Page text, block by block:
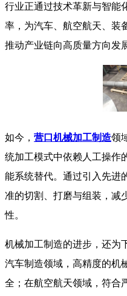
行业正通过技术革新与智能
率，为汽车、航空航天、装
推动产业链向高质量方向发
如今， 营口机械加工制造领
统加工模式中依赖人工操作
能系统替代。通过引入先进
准的切割、打磨与组装，减
性。​
机械加工制造的进步，还为
汽车制造领域，高精度的机
全；在航空航天领域，符合